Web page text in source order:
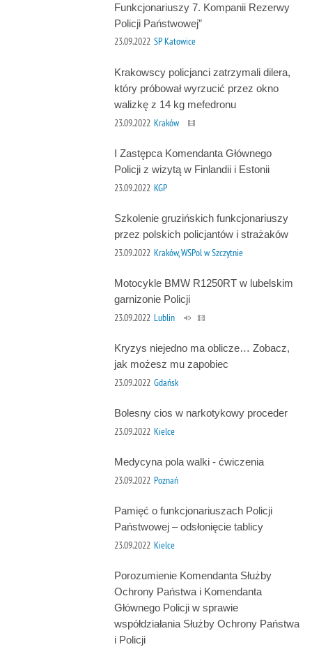
Funkcjonariuszy 7. Kompanii Rezerwy
Policji Państwowej”
23.09.2022 SP Katowice
Krakowscy policjanci zatrzymali dilera,
który próbował wyrzucić przez okno
walizkę z 14 kg mefedronu
23.09.2022 Kraków
I Zastępca Komendanta Głównego
Policji z wizytą w Finlandii i Estonii
23.09.2022 KGP
Szkolenie gruzińskich funkcjonariuszy
przez polskich policjantów i strażaków
23.09.2022 Kraków, WSPol w Szczytnie
Motocykle BMW R1250RT w lubelskim
garnizonie Policji
23.09.2022 Lublin
Kryzys niejedno ma oblicze… Zobacz,
jak możesz mu zapobiec
23.09.2022 Gdańsk
Bolesny cios w narkotykowy proceder
23.09.2022 Kielce
Medycyna pola walki - ćwiczenia
23.09.2022 Poznań
Pamięć o funkcjonariuszach Policji
Państwowej – odsłonięcie tablicy
23.09.2022 Kielce
Porozumienie Komendanta Służby
Ochrony Państwa i Komendanta
Głównego Policji w sprawie
współdziałania Służby Ochrony Państwa
i Policji